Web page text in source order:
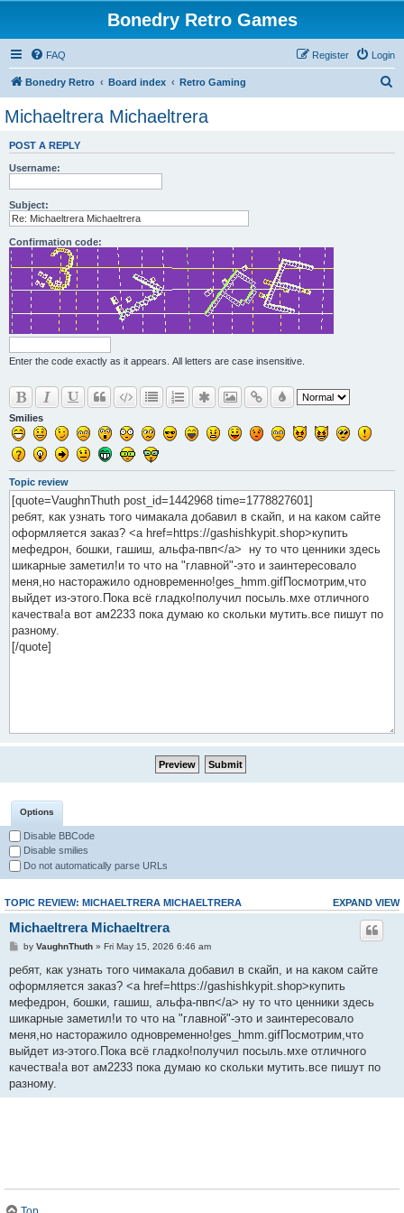
Bonedry Retro Games
FAQ Login
Register
Bonedry Retro Board index Retro Gaming
Michaeltrera Michaeltrera
POST A REPLY
Username:
Subject:
Confirmation code:
Enter the code exactly as it appears. All letters are case insensitive.
Smilies
Topic review
Options
Disable BBCode
Disable smilies
Do not automatically parse URLs
EXPAND VIEW
TOPIC REVIEW: MICHAELTRERA MICHAELTRERA
Michaeltrera Michaeltrera
by VaughnThuth» Fri May 15, 2026 6:46 am
ребят, как узнать того чимакала добавил в скайп, и на каком сайте
оформляется заказ? <a href=https://gashishkypit.shop>купить
мефедрон, бошки, гашиш, альфа-пвп</a> ну то что ценники здесь
шикарные заметил!и то что на "главной"-это и заинтересовало
меня,но насторажило одновременно!ges_hmm.gifПосмотрим,что
выйдет из-этого.Пока всё гладко!получил посыль.мхе отличного
качества!а вот ам2233 пока думаю ко скольки мутить.все пишут по
разному.